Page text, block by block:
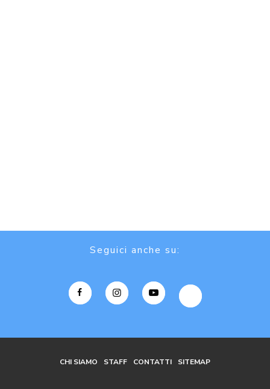
Seguici anche su:
CHI SIAMO STAFF CONTATTI SITEMAP